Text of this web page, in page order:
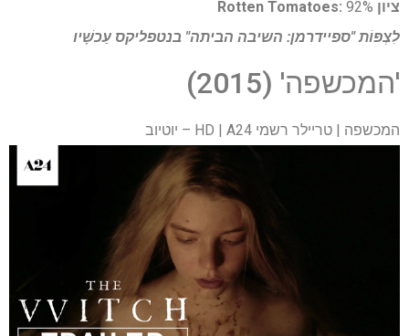
ציון Rotten Tomatoes: 92%
לִצְפּוֹת"ספיידרמן: השיבה הביתה" בנטפליקס עַכשָׁיו
'המכשפה' (2015)
המכשפה | טריילר רשמי HD | A24 – יוטיוב